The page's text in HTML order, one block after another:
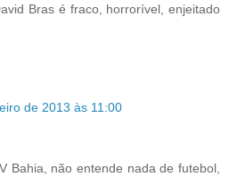
Bras é fraco, horrorível, enjeitado
de 2013 às 11:00
Bahia, não entende nada de futebol,